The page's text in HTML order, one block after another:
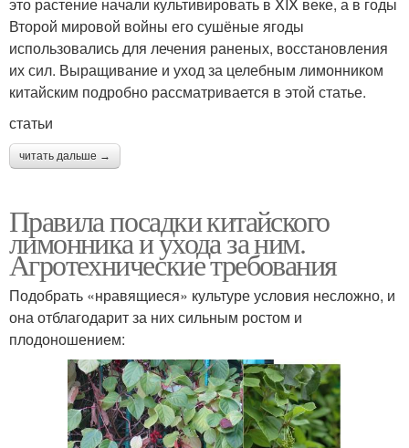
Второй мировой войны его сушёные ягоды
использовались для лечения раненых, восстановления
их сил. Выращивание и уход за целебным лимонником
китайским подробно рассматривается в этой статье.
статьи
читать дальше →
Правила посадки китайского
лимонника и ухода за ним.
Агротехнические требования
Подобрать «нравящиеся» культуре условия несложно, и
она отблагодарит за них сильным ростом и
плодоношением: